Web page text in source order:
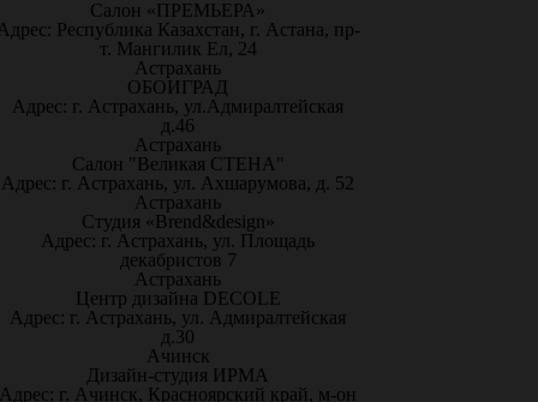
Салон «ПРЕМЬЕРА»
Республика Казахстан, г. Астана, пр-
т. Мангилик Ел, 24
Астрахань
ОБОИГРАД
Адрес: г. Астрахань, ул.Адмиралтейская
д.46
Астрахань
Салон "Великая СТЕНА"
Адрес: г. Астрахань, ул. Ахшарумова, д. 52
Астрахань
Студия «Brend&design»
Адрес: г. Астрахань, ул. Площадь
декабристов 7
Астрахань
Центр дизайна DECOLE
Адрес: г. Астрахань, ул. Адмиралтейская
д.30
Ачинск
Дизайн-студия ИРМА
Адрес: г. Ачинск, Красноярский край, м-он